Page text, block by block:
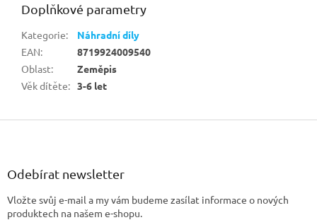
Doplňkové parametry
Kategorie:
Náhradní díly
EAN:
8719924009540
Oblast:
Zeměpis
Věk dítěte: 3-6 let
Z
Odebírat newsletter
Vložte svůj e-mail a my vám budeme zasílat informace o nových
produktech na našem e-shopu.